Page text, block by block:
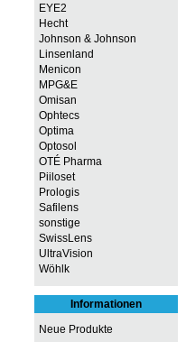
EYE2
Hecht
Johnson & Johnson
Linsenland
Menicon
MPG&E
Omisan
Ophtecs
Optima
Optosol
OTÉ Pharma
Piiloset
Prologis
Safilens
sonstige
SwissLens
UltraVision
Wöhlk
Informationen
Neue Produkte